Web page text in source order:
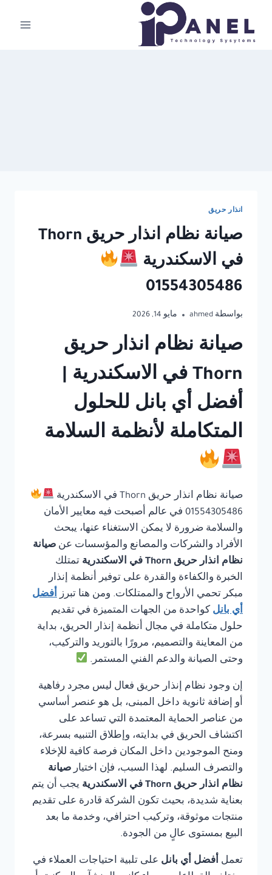
المحتوى
انذار حريق
صيانة نظام انذار حريق Thorn
في الاسكندرية
01554305486
بواسطة ahmed مايو 14, 2026
صيانة نظام انذار حريق
Thorn في الاسكندرية |
أفضل أي بانل للحلول
المتكاملة لأنظمة السلامة
صيانة نظام انذار حريق Thorn في الاسكندرية
01554305486 في عالم أصبحت فيه معايير الأمان
والسلامة ضرورة لا يمكن الاستغناء عنها، يبحث
الأفراد والشركات والمصانع والمؤسسات عن صيانة
نظام انذار حريق Thorn في الاسكندرية
تمتلك
الخبرة والكفاءة والقدرة على توفير أنظمة إنذار
مبكر تحمي الأرواح والممتلكات. ومن هنا تبرز أفضل
أي بانل كواحدة من الجهات المتميزة في تقديم
حلول متكاملة في مجال أنظمة إنذار الحريق، بداية
من المعاينة والتصميم، مرورًا بالتوريد والتركيب،
وحتى الصيانة والدعم الفني المستمر.
إن وجود نظام إنذار حريق فعال ليس مجرد رفاهية
أو إضافة ثانوية داخل المبنى، بل هو عنصر أساسي
من عناصر الحماية المعتمدة التي تساعد على
اكتشاف الحريق في بدايته، وإطلاق التنبيه بسرعة،
ومنح الموجودين داخل المكان فرصة كافية للإخلاء
والتصرف السليم. لهذا السبب، فإن اختيار صيانة
نظام انذار حريق Thorn في الاسكندرية
يجب أن يتم
بعناية شديدة، بحيث تكون الشركة قادرة على تقديم
منتجات موثوقة، وتركيب احترافي، وخدمة ما بعد
البيع بمستوى عالٍ من الجودة.
تعمل أفضل أي بانل على تلبية احتياجات العملاء في